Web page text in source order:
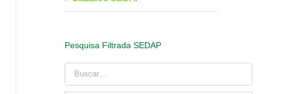
Pesquisa Filtrada SEDAP